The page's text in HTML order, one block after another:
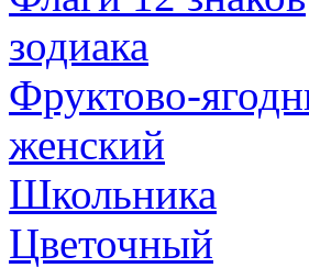
зодиака
Фруктово-
женский
Школьника
Цветочный